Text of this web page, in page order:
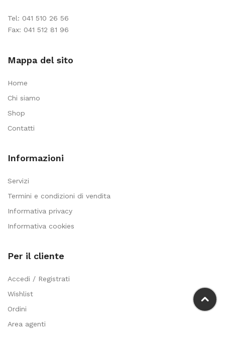
Tel: 041 510 26 56
Fax: 041 512 81 96
Mappa del sito
Home
Chi siamo
Shop
Contatti
Informazioni
Servizi
Termini e condizioni di vendita
Informativa privacy
Informativa cookies
Per il cliente
Accedi / Registrati
Wishlist
Ordini
Area agenti